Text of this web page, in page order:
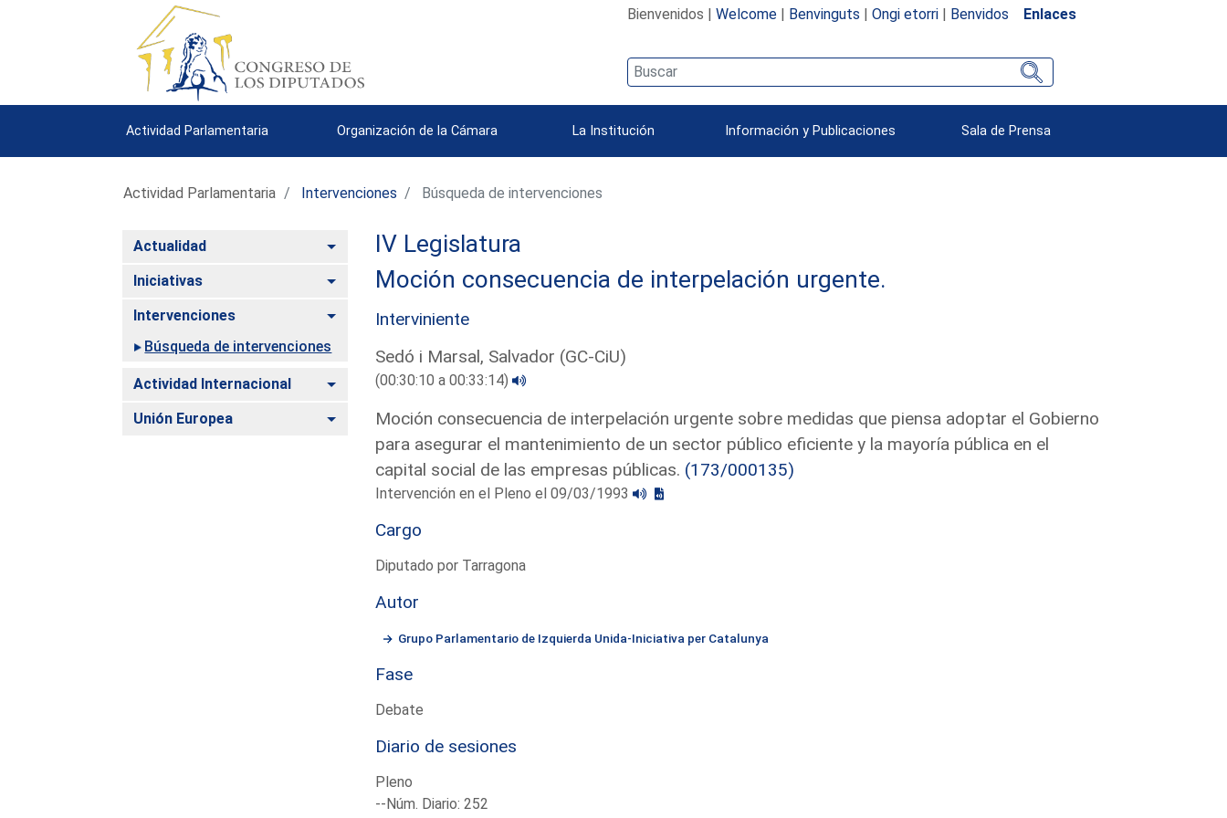
Bienvenidos | Welcome| Benvinguts | Ongi etorri| Benvidos Enlaces
Actividad Parlamentaria Organización de la Cámara La Institución Información y Publicaciones Sala de Prensa
Actividad Parlamentaria Intervenciones Búsqueda de intervenciones
Actualidad Alternar
Iniciativas Alternar
Intervenciones
Alternar
Búsqueda de intervenciones
Actividad Internacional Alternar
Unión Europea Alternar
IV Legislatura
Moción consecuencia de interpelación urgente.
Interviniente
Sedó i Marsal, Salvador (GC-CiU)
(00:30:10 a 00:33:14)
Moción consecuencia de interpelación urgente sobre medidas que piensa adoptar el Gobierno
para asegurar el mantenimiento de un sector público eficiente y la mayoría pública en el
capital social de las empresas públicas. (173/000135)
Intervención en el Pleno el 09/03/1993
Cargo
Diputado por Tarragona
Autor
Grupo Parlamentario de Izquierda Unida-Iniciativa per Catalunya
Fase
Debate
Diario de sesiones
Pleno
--Núm. Diario: 252